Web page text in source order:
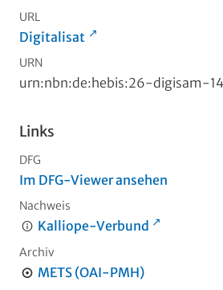
URL
Digitalisat
URN
urn:nbn:de:hebis:26-digisam-
Links
DFG
Im DFG-Viewer ansehen
Nachweis
Kalliope-Verbund
Archiv
METS (OAI-PMH)